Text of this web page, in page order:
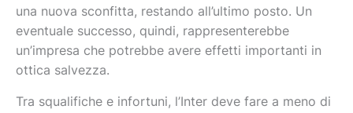
una nuova sconfitta, restando all’ultimo posto. Un
eventuale successo, quindi, rappresenterebbe
un’impresa che potrebbe avere effetti importanti in
ottica salvezza.
Tra squalifiche e infortuni, l’Inter deve fare a meno di